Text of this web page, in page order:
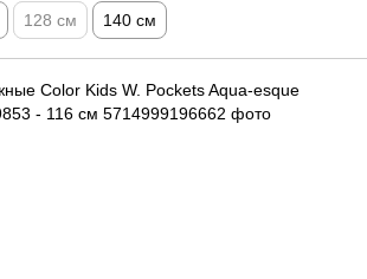
128 см 140 см